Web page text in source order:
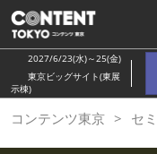
ス
キ
ッ
し
て
進
2027/6/23(水)～25(金)
東京ビッグサイト(東展
示棟)
コンテンツ東京 セ